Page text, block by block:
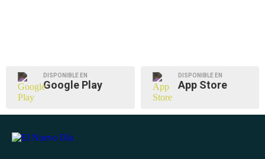
DISPONIBLE EN
Google Play
DISPONIBLE EN
App Store